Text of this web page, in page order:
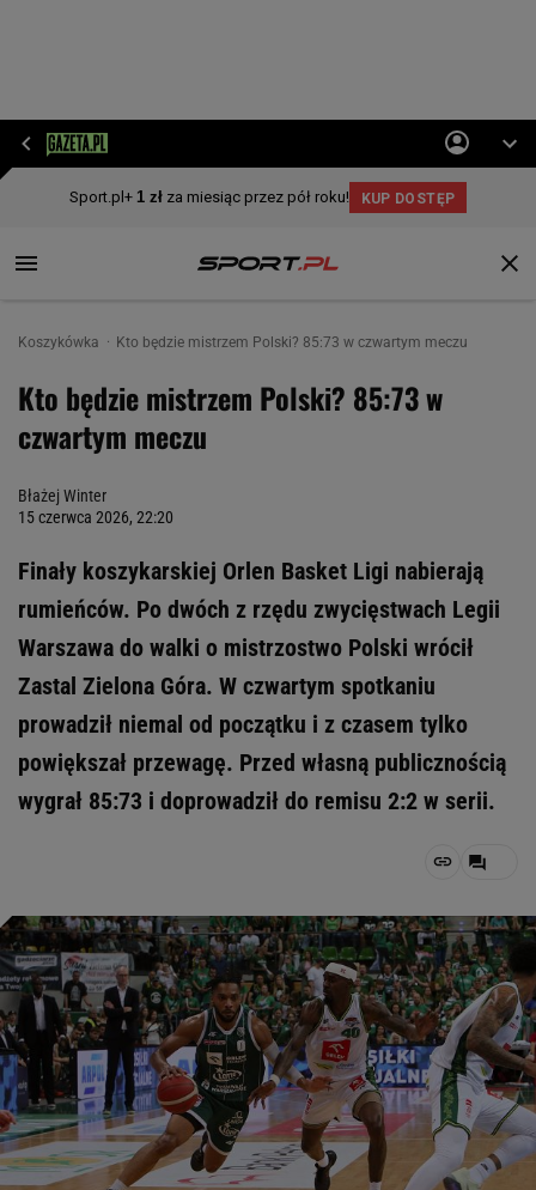
Koszykówka Kto będzie mistrzem Polski? 85:73 w czwartym meczu
Kto będzie mistrzem Polski? 85:73 w
czwartym meczu
Błażej Winter
15 czerwca 2026, 22:20
Finały koszykarskiej Orlen Basket Ligi nabierają
rumieńców. Po dwóch z rzędu zwycięstwach Legii
Warszawa do walki o mistrzostwo Polski wrócił
Zastal Zielona Góra. W czwartym spotkaniu
prowadził niemal od początku i z czasem tylko
powiększał przewagę. Przed własną publicznością
wygrał 85:73 i doprowadził do remisu 2:2 w serii.